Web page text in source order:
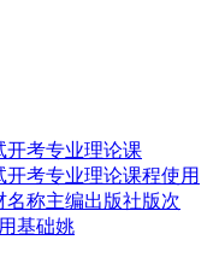
开考专业理论课
考专业理论课程使用
称主编出版社版次
基础姚